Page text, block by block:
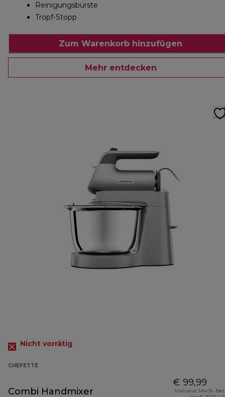
Reinigungsbürste
Tropf-Stopp
Zum Warenkorb hinzufügen
Mehr entdecken
Nicht vorrätig
CHEFETTE
Combi Handmixer
€ 99,99
Inklusive MwSt.-